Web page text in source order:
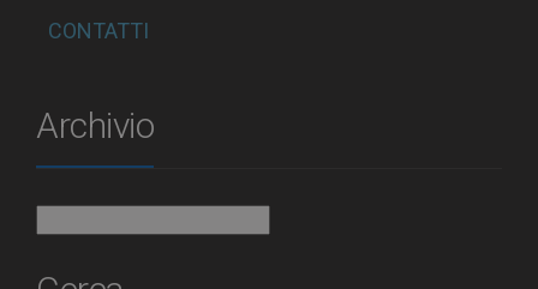
CONTATTI
Archivio